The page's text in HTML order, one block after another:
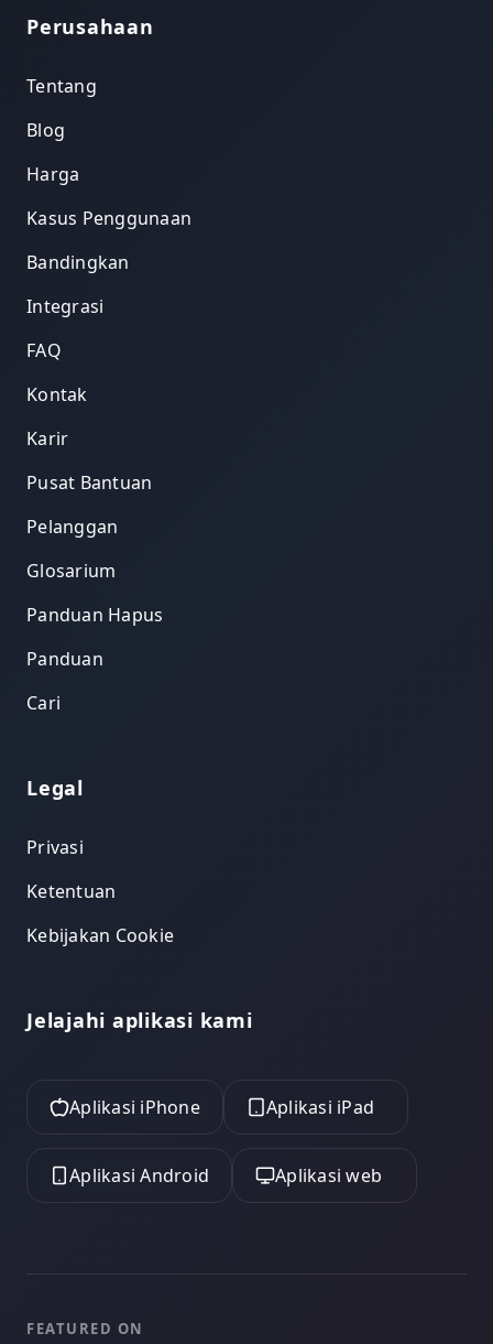
Perusahaan
Tentang
Blog
Harga
Kasus Penggunaan
Bandingkan
Integrasi
FAQ
Kontak
Karir
Pusat Bantuan
Pelanggan
Glosarium
Panduan Hapus
Panduan
Cari
Legal
Privasi
Ketentuan
Kebijakan Cookie
Jelajahi aplikasi kami
Aplikasi iPhone Aplikasi iPad
Aplikasi Android Aplikasi web
FEATURED ON